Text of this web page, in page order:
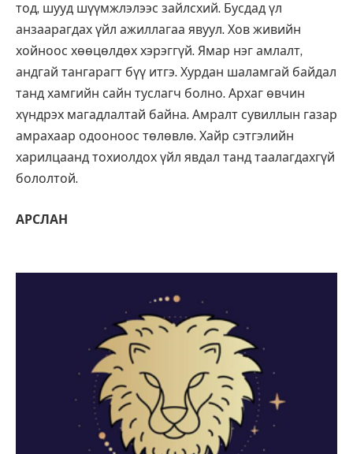
тод, шууд шүүмжлэлээс зайлсхий. Бусдад үл
анзаарагдах үйл ажиллагаа явуул. Хов живийн
хойноос хөөцөлдөх хэрэггүй. Ямар нэг амлалт,
андгай тангарагт бүү итгэ. Хурдан шаламгай байдал
танд хамгийн сайн туслагч болно. Архаг өвчин
хүндрэх магадлалтай байна. Амралт сувиллын газар
амрахаар одооноос төлөвлө. Хайр сэтгэлийн
харилцаанд тохиолдох үйл явдал танд таалагдахгүй
бололтой.
АРСЛАН